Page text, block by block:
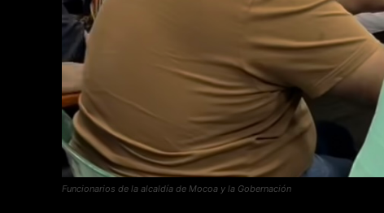
Funcionarios de la alcaldía de Mocoa y la Gobernación